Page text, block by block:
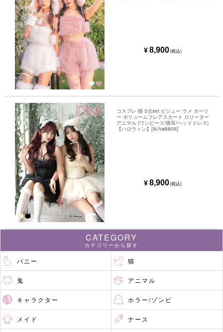
¥ 8,900(税込)
コスプレ 猫 3点set ビジュー ラメ ガーリ
ー ボリュームフレアスカート ロリーター
アニマル (ワンピース/猫耳/ヘッドドレス)
【ハロウィン】[tk-hw8809]
¥ 8,900(税込)
CATEGORY
カテゴリーから探す
バニー 猫
鬼 アニマル
キャラクター ホラー/ゾンビ
メイド ナース